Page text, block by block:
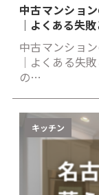
中古マンショ
｜よくある失
中古マンショ
｜よくある失
の…
キッチン